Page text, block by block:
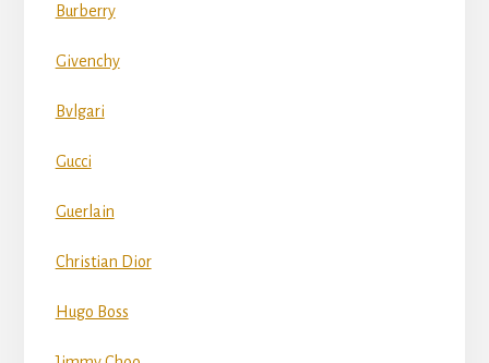
Burberry
Givenchy
Bvlgari
Gucci
Guerlain
Christian Dior
Hugo Boss